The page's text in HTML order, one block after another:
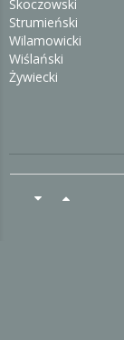
Skoczowski
Strumieński
Wilamowicki
Wiślański
Żywiecki